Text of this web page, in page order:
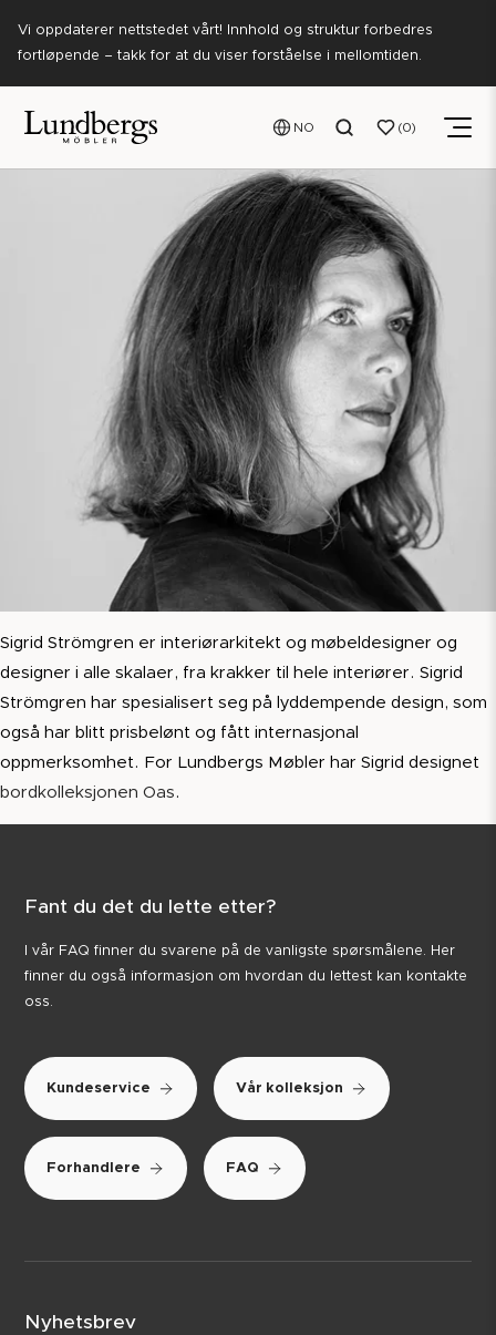
Vi oppdaterer nettstedet vårt! Innhold og struktur forbedres
fortløpende – takk for at du viser forståelse i mellomtiden.
NO 0
Sigrid Strömgren er interiørarkitekt og møbeldesigner og
designer i alle skalaer, fra krakker til hele interiører. Sigrid
Strömgren har spesialisert seg på lyddempende design, som
også har blitt prisbelønt og fått internasjonal
oppmerksomhet. For Lundbergs Møbler har Sigrid designet
bordkolleksjonen Oas .
Fant du det du lette etter?
I vår FAQ finner du svarene på de vanligste spørsmålene. Her
finner du også informasjon om hvordan du lettest kan kontakte
oss.
Kundeservice Vår kolleksjon
Forhandlere FAQ
Nyhetsbrev